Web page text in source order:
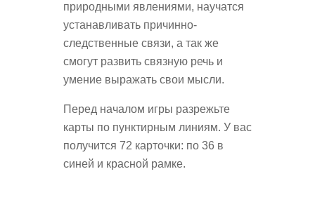
природными явлениями, научатся
устанавливать причинно-
следственные связи, а так же
смогут развить связную речь и
умение выражать свои мысли.
Перед началом игры разрежьте
карты по пунктирным линиям. У вас
получится 72 карточки: по 36 в
синей и красной рамке.